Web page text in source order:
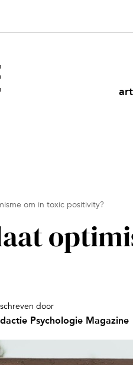
om in toxic positivity?
door
Psychologie Magazine